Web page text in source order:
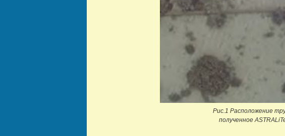
Рис.1 Расположение
полученное